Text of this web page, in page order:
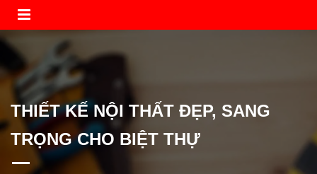
THIẾT KẾ NỘI THẤT ĐẸP, SANG
TRỌNG CHO BIỆT THỰ